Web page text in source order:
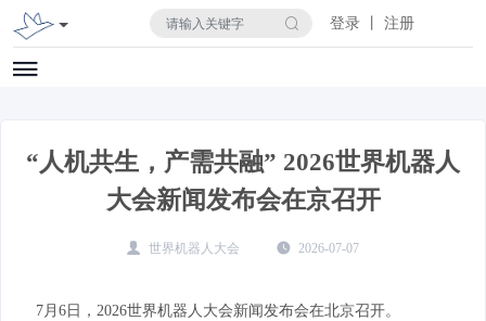
登录 丨 注册
“人机共生，产需共融” 2026世界机器人
大会新闻发布会在京召开
世界机器人大会 2026-07-07
7月6日，2026世界机器人大会新闻发布会在北京召开。